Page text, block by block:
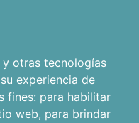
otras tecnologías
experiencia de
fines: para habilitar
web, para brindar